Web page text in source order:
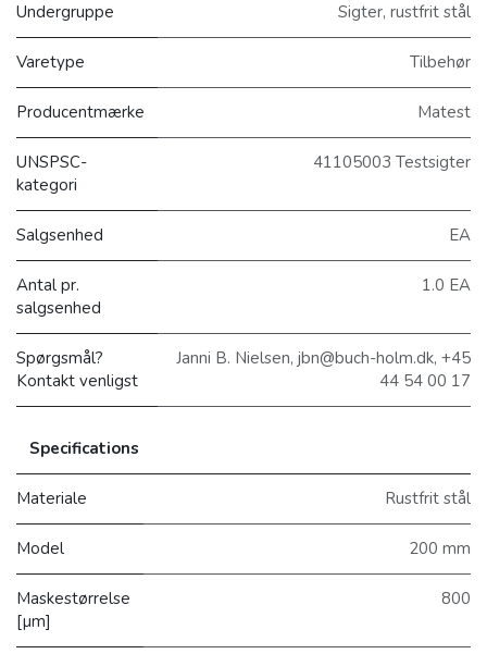
Undergruppe Sigter, rustfrit stål
Varetype Tilbehør
Producentmærke Matest
UNSPSC-
kategori
41105003 Testsigter
Salgsenhed EA
Antal pr.
salgsenhed
1.0 EA
Spørgsmål?
Kontakt venligst
Janni B. Nielsen, jbn@buch-holm.dk, +45
44 54 00 17
Specifications
Materiale Rustfrit stål
Model 200 mm
Maskestørrelse
[µm]
800